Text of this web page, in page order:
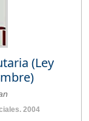
(Ley
2004